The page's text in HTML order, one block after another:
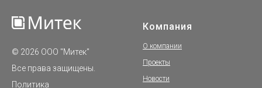
© 2026 ООО "Митек"
Все права защищены.
Политика
Компания
О компании
Проекты
Новости